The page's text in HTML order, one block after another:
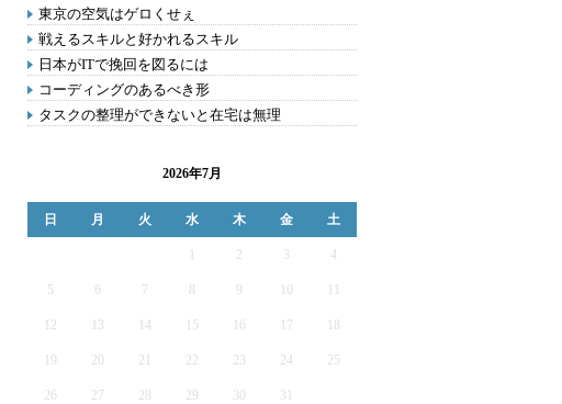
東京の空気はゲロくせぇ
戦えるスキルと好かれるスキル
日本がITで挽回を図るには
コーディングのあるべき形
タスクの整理ができないと在宅は無理
2026年7月
日 月 火 水 木 金 土
2 3 4
5 6 7 9
12 13 14 15 16 17
19 20 21 22 23 24 25
26 27 28 29 30 31